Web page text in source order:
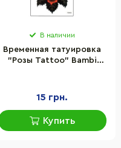
В наличии
Временная татуировка
"Розы Tattoo" Bambi
15 грн.
Купить